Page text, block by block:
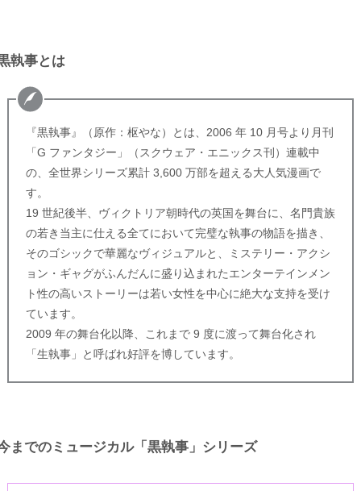
執事とは
『黒執事』（原作：枢やな）とは、2006 年 10 月号より月刊
「G ファンタジー」（スクウェア・エニックス刊）連載中
の、全世界シリーズ累計 3,600 万部を超える大人気漫画で
す。
19 世紀後半、ヴィクトリア朝時代の英国を舞台に、名門貴族
の若き当主に仕える全てにおいて完璧な執事の物語を描き、
そのゴシックで華麗なヴィジュアルと、ミステリー・アクシ
ョン・ギャグがふんだんに盛り込まれたエンターテインメン
ト性の高いストーリーは若い女性を中心に絶大な支持を受け
ています。
2009 年の舞台化以降、これまで 9 度に渡って舞台化され
「生執事」と呼ばれ好評を博しています。
までのミュージカル「黒執事」シリーズ